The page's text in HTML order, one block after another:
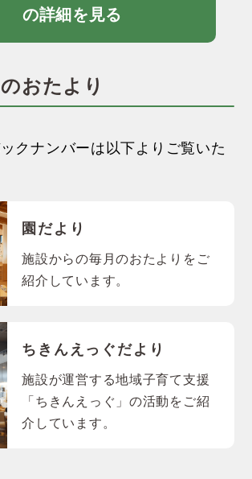
の詳細を見る
おたより
クナンバーは以下よりご覧いた
園だより
施設からの毎月のおたよりをご
紹介しています。
ちきんえっぐだより
施設が運営する地域子育て支援
「ちきんえっぐ」の活動をご紹
介しています。